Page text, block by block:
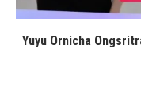
Yuyu Ornicha